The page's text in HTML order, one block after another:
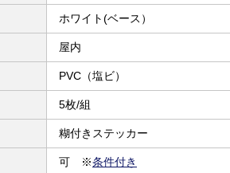
ホワイト(ベース）
屋内
PVC（塩ビ）
5枚/組
糊付きステッカー
可 ※条件付き